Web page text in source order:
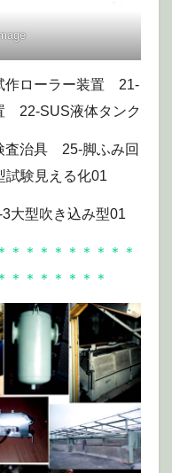
作ローラー装置 21-
22-SUS液体タンク
査治具 25-脚ふみ回
験見える化01
型吹き込み型01
＊＊＊＊＊＊＊＊＊
＊＊＊＊＊＊＊